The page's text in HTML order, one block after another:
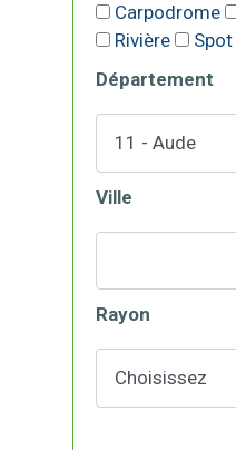
Carpodrome
Rivière
Département
Ville
Rayon